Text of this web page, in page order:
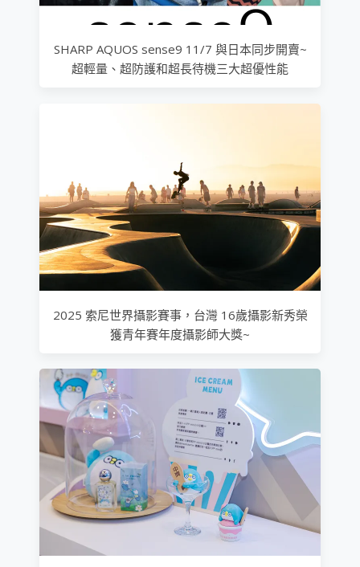
SHARP AQUOS sense9 11/7 與日本同步開賣~
超輕量、超防護和超長待機三大超優性能
2025 索尼世界攝影賽事，台灣 16歲攝影新秀榮
獲青年賽年度攝影師大獎~